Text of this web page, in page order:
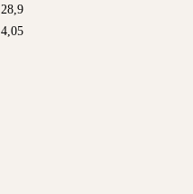
28,9
4,05